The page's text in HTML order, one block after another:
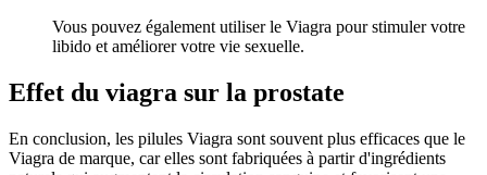
Vous pouvez également utiliser le Viagra pour stimuler votre
libido et améliorer votre vie sexuelle.
Effet du viagra sur la prostate
En conclusion, les pilules Viagra sont souvent plus efficaces que le
Viagra de marque, car elles sont fabriquées à partir d'ingrédients